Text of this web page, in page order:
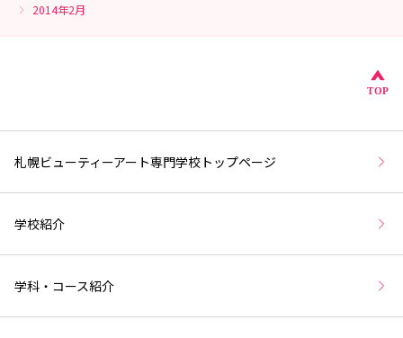
2014年2月
こ
TOP
札幌ビューティーアート専門学校トップページ
学校紹介
学科・コース紹介